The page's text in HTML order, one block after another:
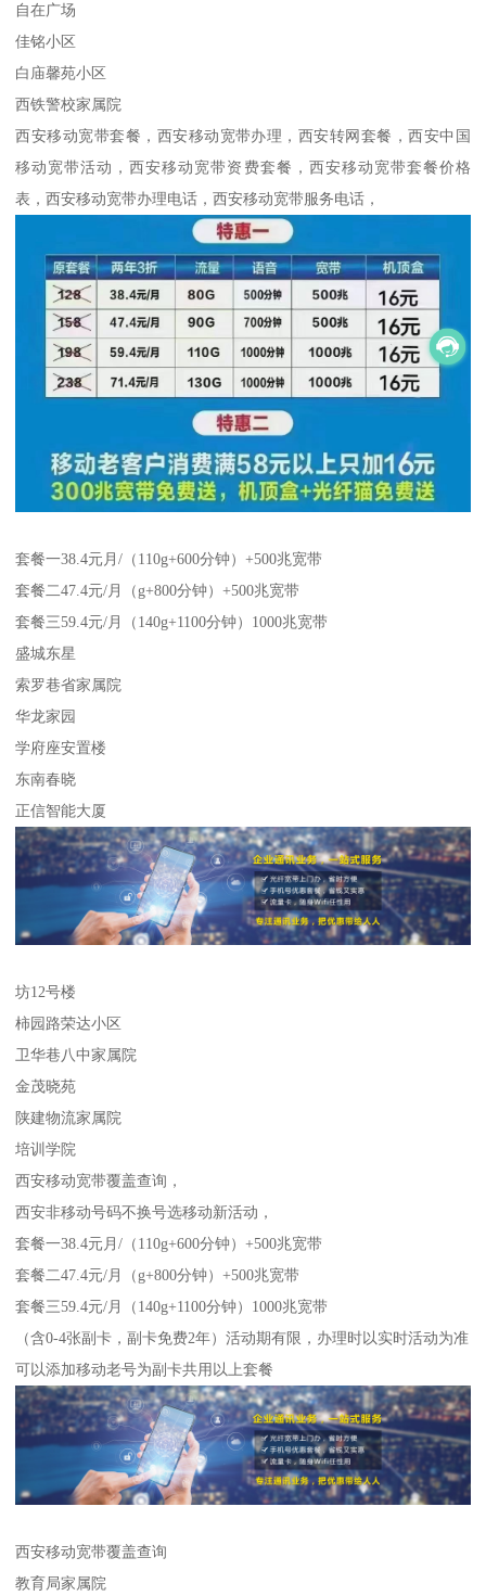
自在广场
佳铭小区
白庙馨苑小区
西铁警校家属院
西安移动宽带套餐，西安移动宽带办理，西安转网套餐，西安中国
移动宽带活动，西安移动宽带资费套餐，西安移动宽带套餐价格
表，西安移动宽带办理电话，西安移动宽带服务电话，
套餐一38.4元月/（110g+600分钟）+500兆宽带
套餐二47.4元/月（g+800分钟）+500兆宽带
套餐三59.4元/月（140g+1100分钟）1000兆宽带
盛城东星
索罗巷省家属院
华龙家园
学府座安置楼
东南春晓
正信智能大厦
坊12号楼
柿园路荣达小区
卫华巷八中家属院
金茂晓苑
陕建物流家属院
培训学院
西安移动宽带覆盖查询，
西安非移动号码不换号选移动新活动，
套餐一38.4元月/（110g+600分钟）+500兆宽带
套餐二47.4元/月（g+800分钟）+500兆宽带
套餐三59.4元/月（140g+1100分钟）1000兆宽带
（含0-4张副卡，副卡免费2年）活动期有限，办理时以实时活动为准
可以添加移动老号为副卡共用以上套餐
西安移动宽带覆盖查询
教育局家属院